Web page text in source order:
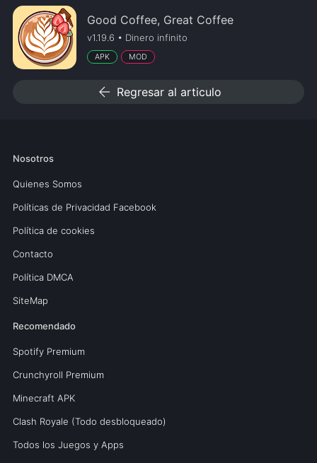
Good Coffee, Great Coffee
v1.19.6 • Dinero infinito
APK MOD
arrow_back Regresar al articulo
Nosotros
Quienes Somos
Políticas de Privacidad Facebook
Política de cookies
Contacto
Política DMCA
SiteMap
Recomendado
Spotify Premium
Crunchyroll Premium
Minecraft APK
Clash Royale (Todo desbloqueado)
Todos los Juegos y Apps